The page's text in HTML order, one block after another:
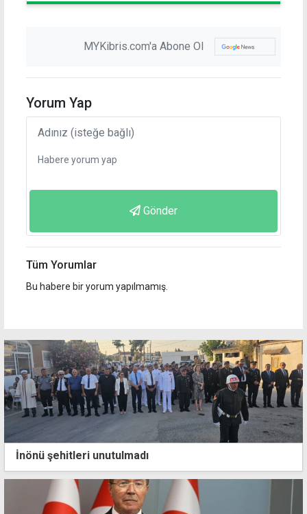
MYKibris.com'a Abone Ol
Yorum Yap
Gönder
Tüm Yorumlar
Bu habere bir yorum yapılmamış.
İnönü şehitleri unutulmadı